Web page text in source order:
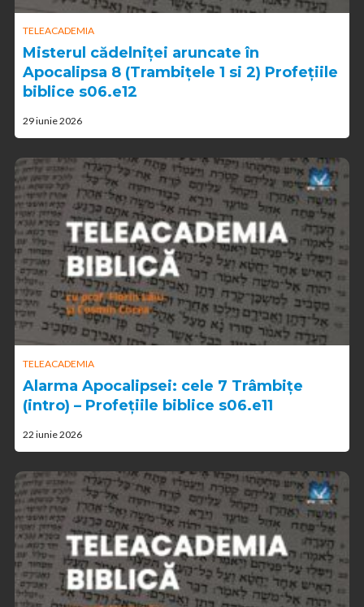
TELEACADEMIA
Misterul cădelniței aruncate în
Apocalipsa 8 (Trambițele 1 si 2) Profețiile
biblice s06.e12
29 iunie 2026
TELEACADEMIA
Alarma Apocalipsei: cele 7 Trâmbițe
(intro) – Profețiile biblice s06.e11
22 iunie 2026